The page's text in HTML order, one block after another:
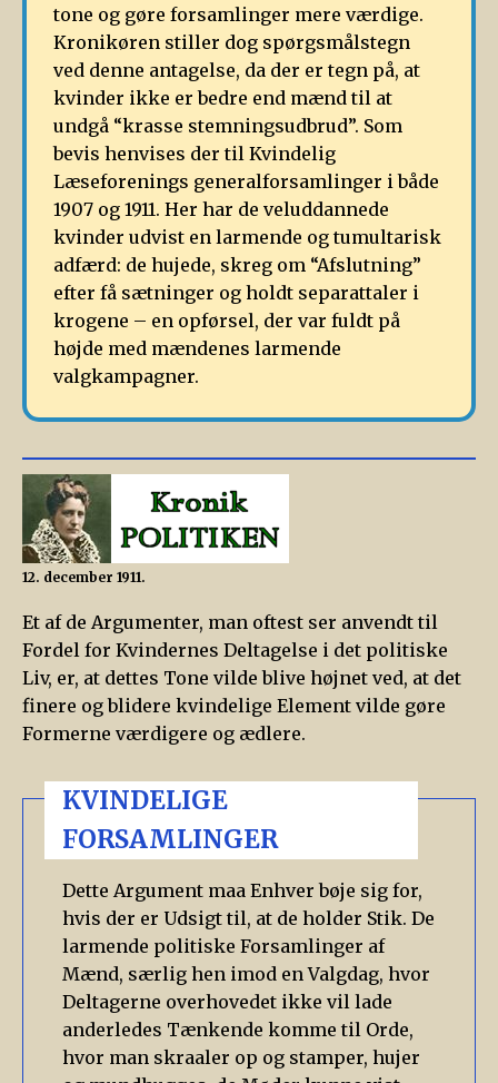
tone og gøre forsamlinger mere værdige.
Kronikøren stiller dog spørgsmålstegn
ved denne antagelse, da der er tegn på, at
kvinder ikke er bedre end mænd til at
undgå “krasse stemningsudbrud”. Som
bevis henvises der til Kvindelig
Læseforenings generalforsamlinger i både
1907 og 1911. Her har de veluddannede
kvinder udvist en larmende og tumultarisk
adfærd: de hujede, skreg om “Afslutning”
efter få sætninger og holdt separattaler i
krogene – en opførsel, der var fuldt på
højde med mændenes larmende
valgkampagner.
12. december 1911.
Et af de Argumenter, man oftest ser anvendt til
Fordel for Kvindernes Deltagelse i det politiske
Liv, er, at dettes Tone vilde blive højnet ved, at det
finere og blidere kvindelige Element vilde gøre
Formerne værdigere og ædlere.
KVINDELIGE
FORSAMLINGER
Dette Argument maa Enhver bøje sig for,
hvis der er Udsigt til, at de holder Stik. De
larmende politiske Forsamlinger af
Mænd, særlig hen imod en Valgdag, hvor
Deltagerne overhovedet ikke vil lade
anderledes Tænkende komme til Orde,
hvor man skraaler op og stamper, hujer